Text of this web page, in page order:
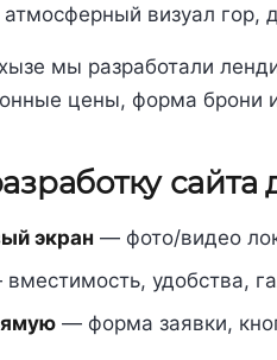
визуал гор,
мы разработали
цены, форма брони
сайта
экран — фото/видео
удобства,
— форма заявки,